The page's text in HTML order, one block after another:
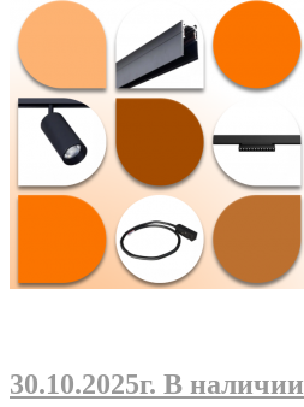
30.10.2025г. В наличии